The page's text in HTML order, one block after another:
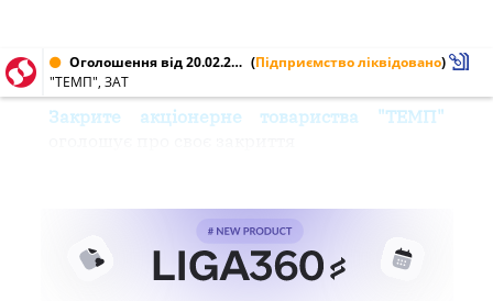
Оголошення від 20.02.2004 (Підприємство ліквідовано)
"ТЕМП", ЗАТ
Закрите акціонерне товариства "ТЕМП"